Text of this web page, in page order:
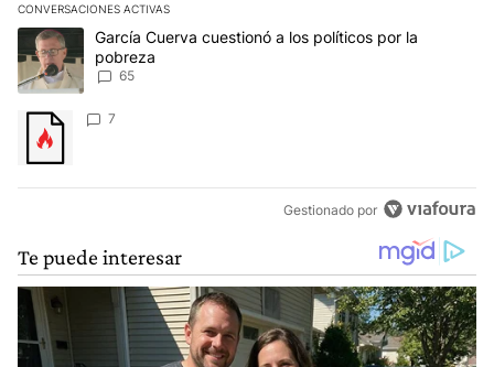
CONVERSACIONES ACTIVAS
Este listado muestra los artículos con más comentarios en los
Un artículo de tendencia con el título "García Cuerva cuestionó
García Cuerva cuestionó a los políticos por la
pobreza
65
Un artículo de tendencia con el título "" con 7 comentarios.
7
Gestionado por